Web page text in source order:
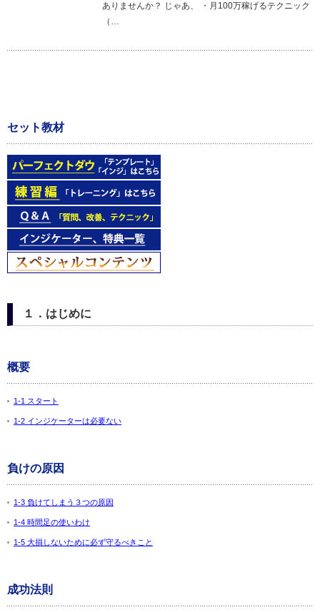
ありませんか？ じゃあ、 ・月100万稼げるテクニック
（…
セット教材
１．はじめに
概要
1-1 スタート
1-2 インジケーターは必要ない
負けの原因
1-3 負けてしまう３つの原因
1-4 時間足の使いわけ
1-5 大損しないために必ず守るべきこと
成功法則